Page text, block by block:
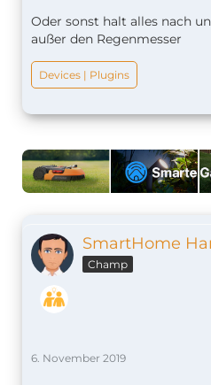
Oder sonst halt alles nach
außer den Regenmesser
Devices | Plugins
SmartHome
Champ
6. November 2019